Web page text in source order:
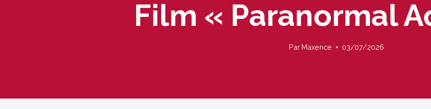
Film « Paranormal
Par Maxence 03/07/2026